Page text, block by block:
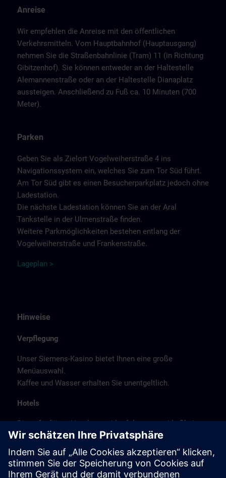
Anreise
Wir empfehlen die Anreise mit den öffentlichen
Verkehrsmitteln. Vom Hauptbahnhof (Hauptausgang)
nehmen Sie die Straßenbahnlinie (Tram) 11 (in Richtung
Gibitzenhof). Sie können entweder an der Haltestelle
Alemannenstraße oder an der Haltestelle Dianaplatz
aussteigen. Anschließend zu Fuß ca. 10 Minuten (700
Meter).
Parken
Geben Sie als Zielort Vogelweiherstraße 4 ins
Navigationssystem ein, welches Sie zum Tor Süd führt.
Am Tor Süd gibt es einen Besucherparkplatz jedoch ohne
Ladestation.
Die nächste Ladestation können Sie an der Aral
Tankstelle in der Ulmenstraße finden.
Weitere Parkmöglichkeiten bestehen entlang der
Vogelweiherstraße und Frankenstraße.
Lagep lan >
Hinweise
Verpflegung
Unser Siemens-Kasino bietet Ihnen eine große
Menüauswahl.
Kaffee und Wasser erhalten Sie unentgeltlich.
Hotels
Die aufgeführte Hotelauswahl erfolgte ausschließlich
anhand der Nähe der Hotels zum Kursort bzw. anhand
der günstigen Verkehrsanbindung zum
Veranstaltungsort.
Es handelt sich hierbei nicht um Siemens-